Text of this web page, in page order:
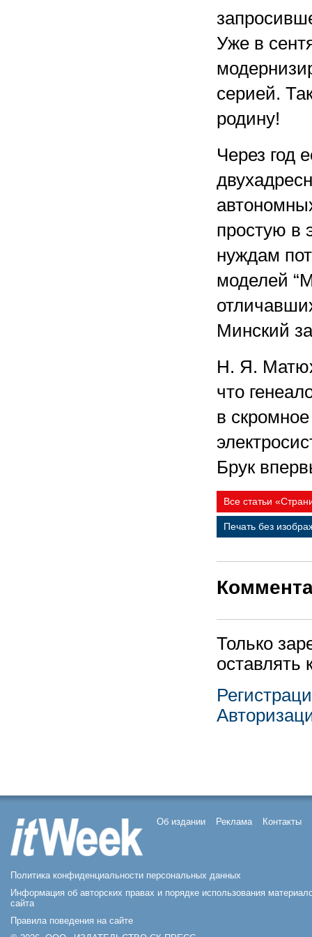
Уже в
серией.
родину!
Через год
простую в
нуждам
моделей
Минский
Н. Я.
что
в
Брук
Все статьи
Печать без
Только
оставлять
Об издании Реклама Контакты
Политика конфиденциальности персональных данных
Информация об авторских правах и порядке использования
сайта
Правила поведения на сайте